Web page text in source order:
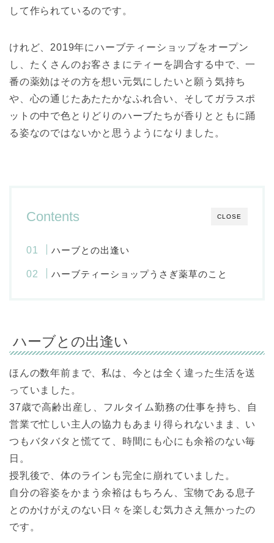
して作られているのです。
けれど、2019年にハーブティーショップをオープン
し、たくさんのお客さまにティーを調合する中で、一
番の薬効はその方を想い元気にしたいと願う気持ち
や、心の通じたあたたかなふれ合い、そしてガラスポ
ットの中で色とりどりのハーブたちが香りとともに踊
る姿なのではないかと思うようになりました。
CLOSE
Contents
ハーブとの出逢い
ハーブティーショップうさぎ薬草のこと
ハーブとの出逢い
ほんの数年前まで、私は、今とは全く違った生活を送
っていました。
37歳で高齢出産し、フルタイム勤務の仕事を持ち、自
営業で忙しい主人の協力もあまり得られないまま、い
つもバタバタと慌てて、時間にも心にも余裕のない毎
日。
授乳後で、体のラインも完全に崩れていました。
自分の容姿をかまう余裕はもちろん、宝物である息子
とのかけがえのない日々を楽しむ気力さえ無かったの
です。